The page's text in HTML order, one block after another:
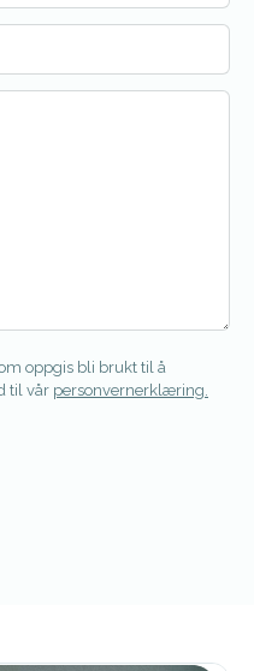
oppgis bli brukt til å
til vår personvernerklæring.